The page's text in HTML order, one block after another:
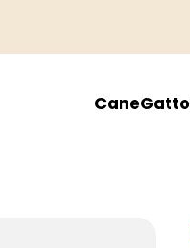
CaneGatto